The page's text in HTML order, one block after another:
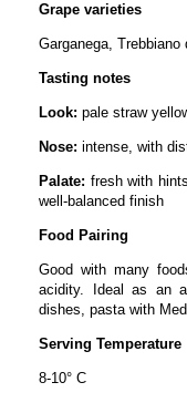
Grape varieties
Garganega, Trebbiano
Tasting notes
Look: pale straw
Nose: intense, with
Palate: fresh with
well-balanced finish
Food Pairing
Good with many
acidity. Ideal as an
dishes, pasta with
Serving Temperature
8-10° C